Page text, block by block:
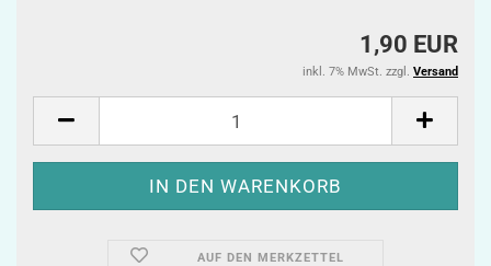
1,90 EUR
inkl. 7% MwSt. zzgl. Versand
AUF DEN MERKZETTEL